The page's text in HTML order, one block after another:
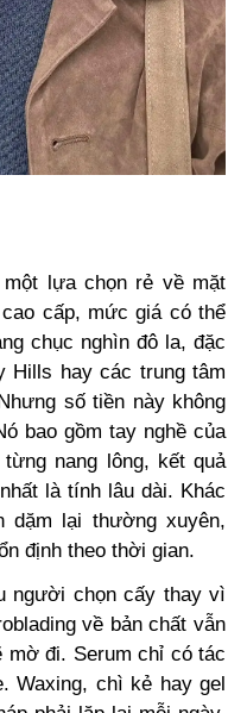
lựa chọn rẻ về mặt
cấp, mức giá có thể
chục nghìn đô la, đặc
Hills hay các trung tâm
số tiền này không
bao gồm tay nghề của
nang lông, kết quả
là tính lâu dài. Khác
dặm lại thường xuyên,
định theo thời gian.
người chọn cấy thay vì
về bản chất vẫn
mờ đi. Serum chỉ có tác
Waxing, chì kẻ hay gel